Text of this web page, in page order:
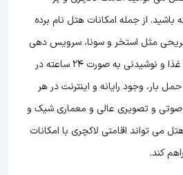
باشید. از جمله امکانات هتل نام برده
مثل استخر و سونا، سرویس دهی
عالی به اتاق ها، امکان سرو غذا و نوشیدنی به صورت 24 ساعته در
24 ساعته، حمل بار، وجود رایانه و اینترنت در هر
صوتی و تصویری عالی و معماری شیک و
می تواند اقامتی لاکچری با امکانات
کند.